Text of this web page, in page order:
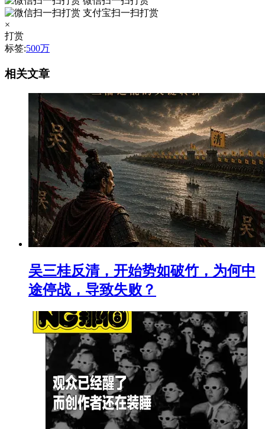
支付宝扫一扫打赏
×
打赏
标签:500万
相关文章
吴三桂反清，开始势如破竹，为何中
途停战，导致失败？